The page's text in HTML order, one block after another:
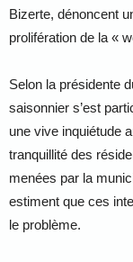
Bizerte, dénoncent
prolifération de la «
Selon la présidente
saisonnier s’est
une vive inquiétude
tranquillité des
menées par la
estiment que ces
le problème.